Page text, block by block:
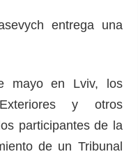
entrega una
mayo en Lviv, los
y otros
participantes de la
de un Tribunal